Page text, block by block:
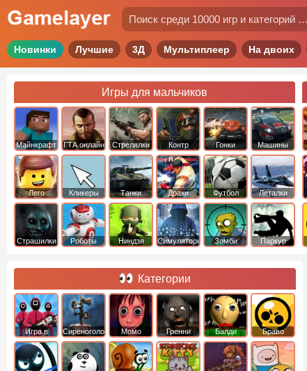
Новинки Лучшие 3Д Мультиплеер На двоих
Игры для мальчиков
Майнкрафт ГТА онлайн Стрелялки
Контр
Страйк
Гонки Машины
Лего Кликеры Танки Драки Футбол Леталки
Страшилки Роботы Ниндзя Симуляторы Зомби Паркур
Категории
Игра в
Кальмара
Сиреноголовый Момо Гренни Балди
Браво
Старс